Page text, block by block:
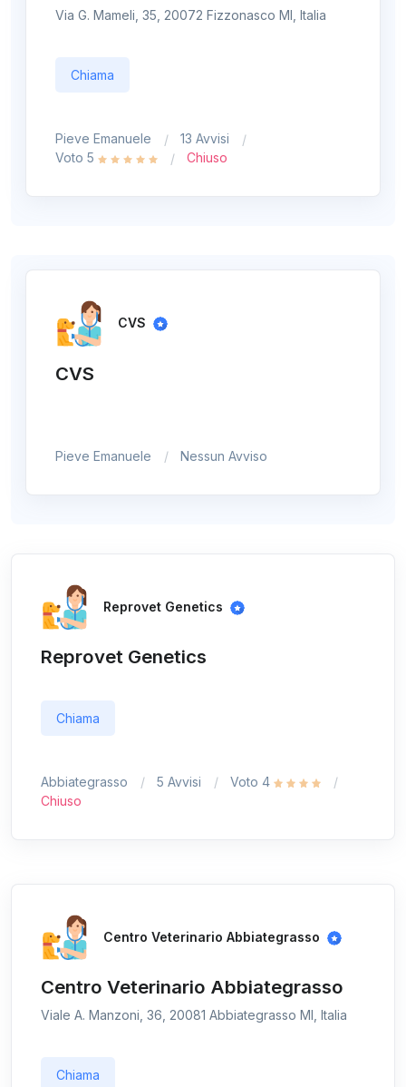
Via G. Mameli, 35, 20072 Fizzonasco MI, Italia
Chiama
Pieve Emanuele
13 Avvisi
Voto 5
Chiuso
CVS
CVS
Pieve Emanuele Nessun Avviso
Reprovet Genetics
Reprovet Genetics
Chiama
Abbiategrasso 5 Avvisi
Voto 4
Chiuso
Centro Veterinario Abbiategrasso
Centro Veterinario Abbiategrasso
Viale A. Manzoni, 36, 20081 Abbiategrasso MI, Italia
Chiama